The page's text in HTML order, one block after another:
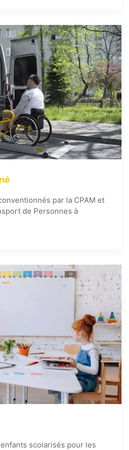
par la CPAM et
de Personnes à
scolarisés pour les